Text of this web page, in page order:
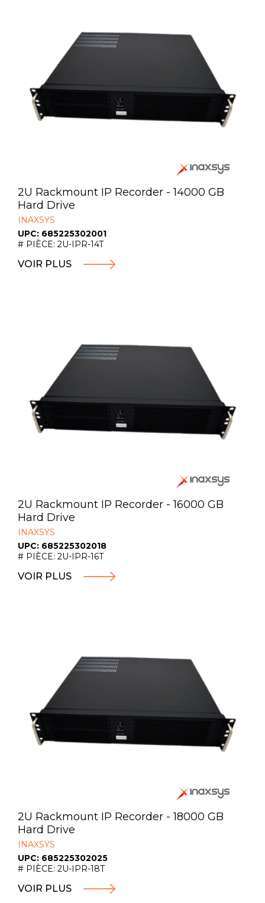
2U Rackmount IP Recorder - 14000 GB
Hard Drive
INAXSYS
UPC: 685225302001
# PIÈCE: 2U-IPR-14T
VOIR PLUS
2U Rackmount IP Recorder - 16000 GB
Hard Drive
INAXSYS
UPC: 685225302018
# PIÈCE: 2U-IPR-16T
VOIR PLUS
2U Rackmount IP Recorder - 18000 GB
Hard Drive
INAXSYS
UPC: 685225302025
# PIÈCE: 2U-IPR-18T
VOIR PLUS